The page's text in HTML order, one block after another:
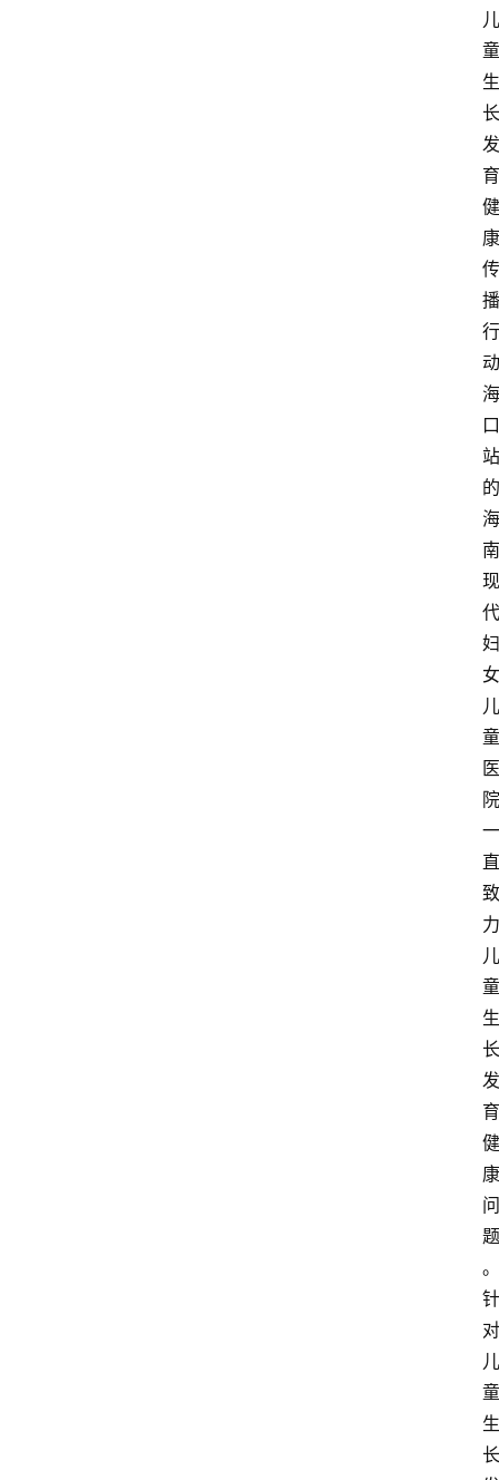
儿
童
生
长
发
育
健
康
传
播
行
动
海
口
站
的
海
南
现
代
妇
女
儿
童
医
院
一
直
致
力
儿
童
生
长
发
育
健
康
问
题
。
针
对
儿
童
生
长